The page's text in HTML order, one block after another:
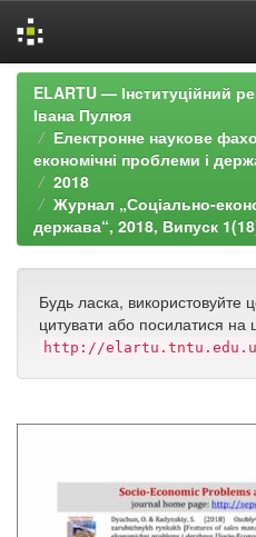
Skip
navigation
ELARTU — Інституційний
Івана Пулюя
Електронне наукове
економічні проблеми і
2018
Журнал „Соціально-
держава“, 2018, Випуск
Будь ласка, використовуйте
цитувати або посилатися на
http://